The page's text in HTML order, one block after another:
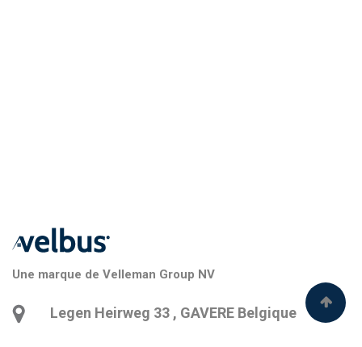
Une marque de Velleman Group NV
Legen Heirweg 33 , GAVERE Belgique